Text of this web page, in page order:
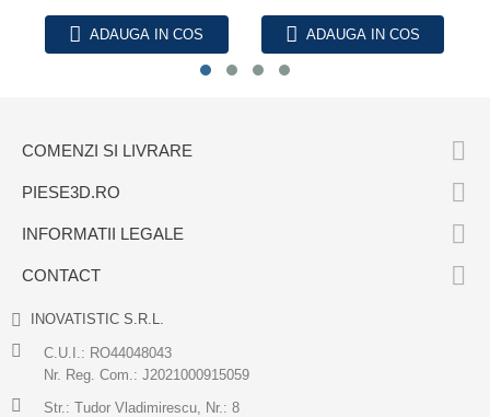
ADAUGA IN COS ADAUGA IN COS
COMENZI SI LIVRARE 
PIESE3D.RO 
INFORMATII LEGALE 
CONTACT 
INOVATISTIC S.R.L.
C.U.I.: RO44048043
Nr. Reg. Com.: J2021000915059
Str.: Tudor Vladimirescu, Nr.: 8